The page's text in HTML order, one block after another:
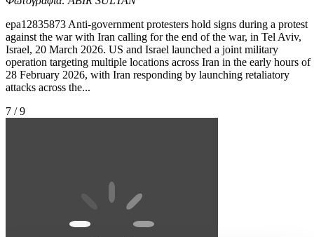
epa12835873 Anti-government protesters hold signs during a protest
against the war with Iran calling for the end of the war, in Tel Aviv,
Israel, 20 March 2026. US and Israel launched a joint military
operation targeting multiple locations across Iran in the early hours of
28 February 2026, with Iran responding by launching retaliatory
attacks across the...
7 / 9